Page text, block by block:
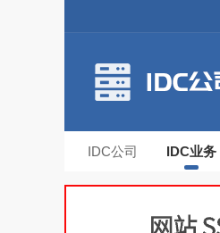
IDC公司 IDC业务